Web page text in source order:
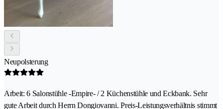
Neupolsterung
Arbeit: 6 Salonstühle -Empire- / 2 Küchenstühle und Eckbank. Sehr
gute Arbeit durch Herrn Dongiovanni. Preis-Leistungsverhältnis stimmt